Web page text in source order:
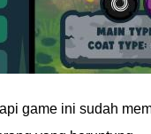
game ini sudah